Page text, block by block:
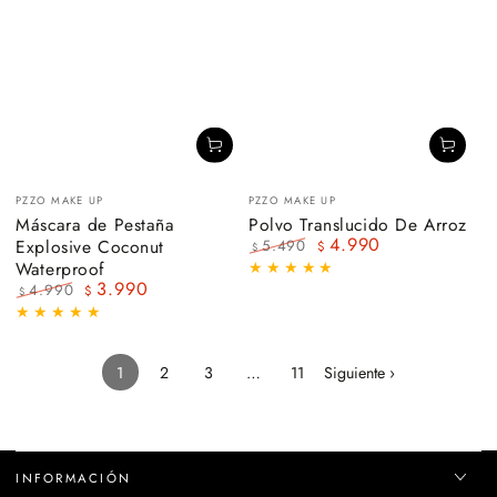
Vendedor:
PZZO MAKE UP
Máscara de Pestaña
Explosive Coconut
Waterproof
Precio
$ 4.990
Precio
venta
$ 3.990
Vendedor:
PZZO MAKE UP
Polvo Translucido De Arroz
Precio
$ 5.490
Precio
$ 4.990
1 2 3 … 11 Siguiente ›
INFORMACIÓN